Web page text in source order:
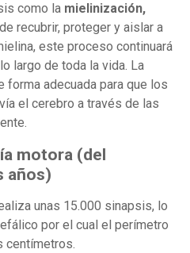
como la mielinización,
recubrir, proteger y aislar a
este proceso continuará
largo de toda la vida. La
adecuada para que los
el cerebro a través de las
motora (del
años)
unas 15.000 sinapsis, lo
por el cual el perímetro
centímetros.